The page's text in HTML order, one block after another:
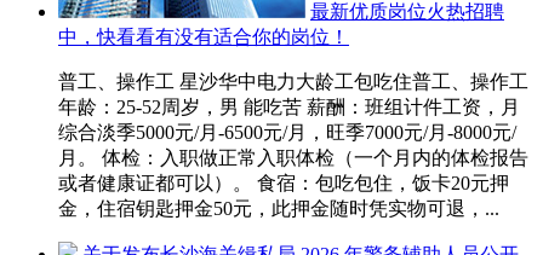
最新优质岗位火热招聘
中，快看看有没有适合你的岗位！
普工、操作工 星沙华中电力大龄工包吃住普工、操作工
年龄：25-52周岁，男 能吃苦 薪酬：班组计件工资，月
综合淡季5000元/月-6500元/月，旺季7000元/月-8000元/
月。 体检：入职做正常入职体检（一个月内的体检报告
或者健康证都可以）。 食宿：包吃包住，饭卡20元押
金，住宿钥匙押金50元，此押金随时凭实物可退，...